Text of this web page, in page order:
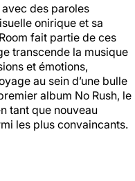
En savoir plus
des paroles
onirique et sa
fait partie de ces
transcende la musique
et émotions,
au sein d’une bulle
album No Rush, le
tant que nouveau
les plus convaincants.